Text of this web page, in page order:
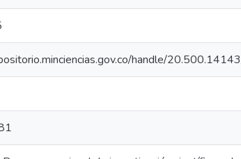
handle/